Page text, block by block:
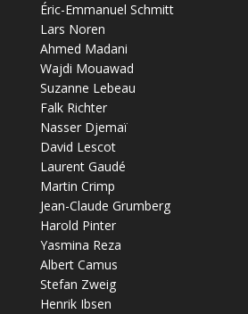
Éric-Emmanuel Schmitt
Lars Noren
Ahmed Madani
Wajdi Mouawad
Suzanne Lebeau
Falk Richter
Nasser Djemaï
David Lescot
Laurent Gaudé
Martin Crimp
Jean-Claude Grumberg
Harold Pinter
Yasmina Reza
Albert Camus
Stefan Zweig
Henrik Ibsen